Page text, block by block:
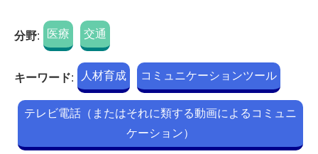
分野: 医療 交通
キーワード: 人材育成 コミュニケーションツール
テレビ電話（またはそれに類する動画によるコミュニ
ケーション）